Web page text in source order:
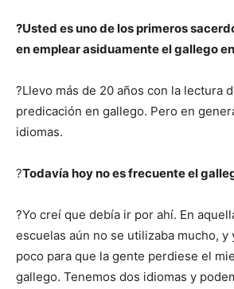
?Usted es uno de los primeros
en emplear asiduamente el gallego
?Llevo más de 20 años con la lectura
predicación en gallego. Pero en
idiomas.
?Todavía hoy no es frecuente el
?Yo creí que debía ir por ahí. En
escuelas aún no se utilizaba mucho, y
poco para que la gente perdiese el
gallego. Tenemos dos idiomas y